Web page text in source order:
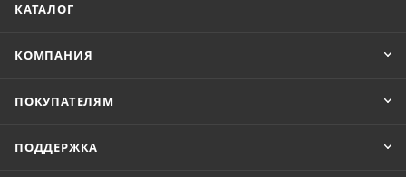
КАТАЛОГ
КОМПАНИЯ
ПОКУПАТЕЛЯМ
ПОДДЕРЖКА